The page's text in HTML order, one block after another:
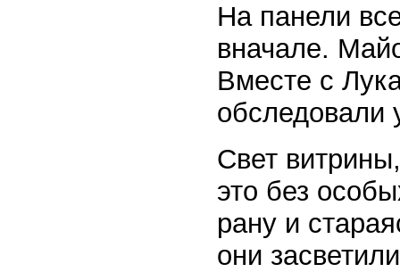
На панели
вначале.
Вместе с
обследовали
Свет
это без
рану и
они